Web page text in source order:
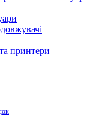
принтери